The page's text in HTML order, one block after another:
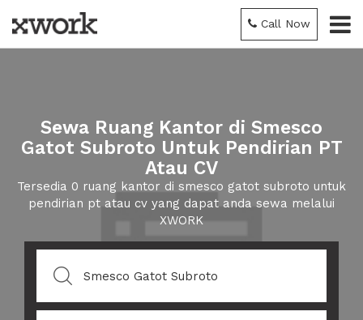
Call Now
Sewa Ruang Kantor di Smesco
Gatot Subroto Untuk Pendirian PT
Atau CV
Tersedia 0 ruang kantor di smesco gatot subroto untuk
pendirian pt atau cv yang dapat anda sewa melalui
XWORK